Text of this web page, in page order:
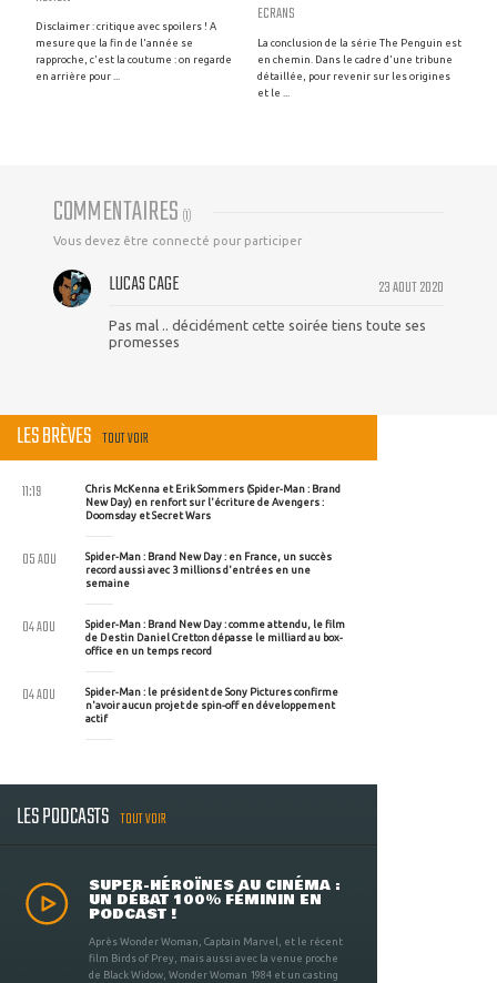
Disclaimer : critique avec spoilers ! A
mesure que la fin de l'année se
rapproche, c'est la coutume : on regarde
en arrière pour ...
ECRANS
La conclusion de la série The Penguin est
en chemin. Dans le cadre d'une tribune
détaillée, pour revenir sur les origines
et le ...
COMMENTAIRES (1)
Vous devez être connecté pour participer
23 AOUT 2020
LUCAS CAGE
Pas mal .. décidément cette soirée tiens toute ses
promesses
LES BRÈVES TOUT VOIR
Chris McKenna et Erik Sommers (Spider-Man : Brand
New Day) en renfort sur l'écriture de Avengers :
Doomsday et Secret Wars
11:19
Spider-Man : Brand New Day : en France, un succès
record aussi avec 3 millions d'entrées en une
semaine
05 AOU
Spider-Man : Brand New Day : comme attendu, le film
de Destin Daniel Cretton dépasse le milliard au box-
office en un temps record
04 AOU
Spider-Man : le président de Sony Pictures confirme
n'avoir aucun projet de spin-off en développement
actif
04 AOU
LES PODCASTS TOUT VOIR
SUPER-HÉROÏNES AU CINÉMA :
UN DÉBAT 100% FÉMININ EN
PODCAST !
Après Wonder Woman, Captain Marvel, et le récent
film Birds of Prey, mais aussi avec la venue proche
de Black Widow, Wonder Woman 1984 et un casting